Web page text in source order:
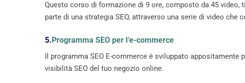
Questo corso di formazione di 9 ore, composto da 45
parte di una strategia SEO, attraverso una serie di video che
5.Programma SEO per l’e-commerce
Il programma SEO E-commerce è sviluppato
visibilità SEO del tuo negozio online.